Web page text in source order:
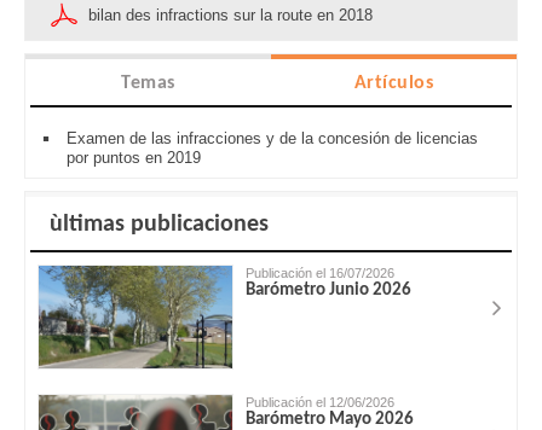
bilan des infractions sur la route en 2018
Temas Artículos
Examen de las infracciones y de la concesión de licencias
por puntos en 2019
ùltimas publicaciones
Publicación el 16/07/2026
Barómetro Junio 2026
Publicación el 12/06/2026
Barómetro Mayo 2026